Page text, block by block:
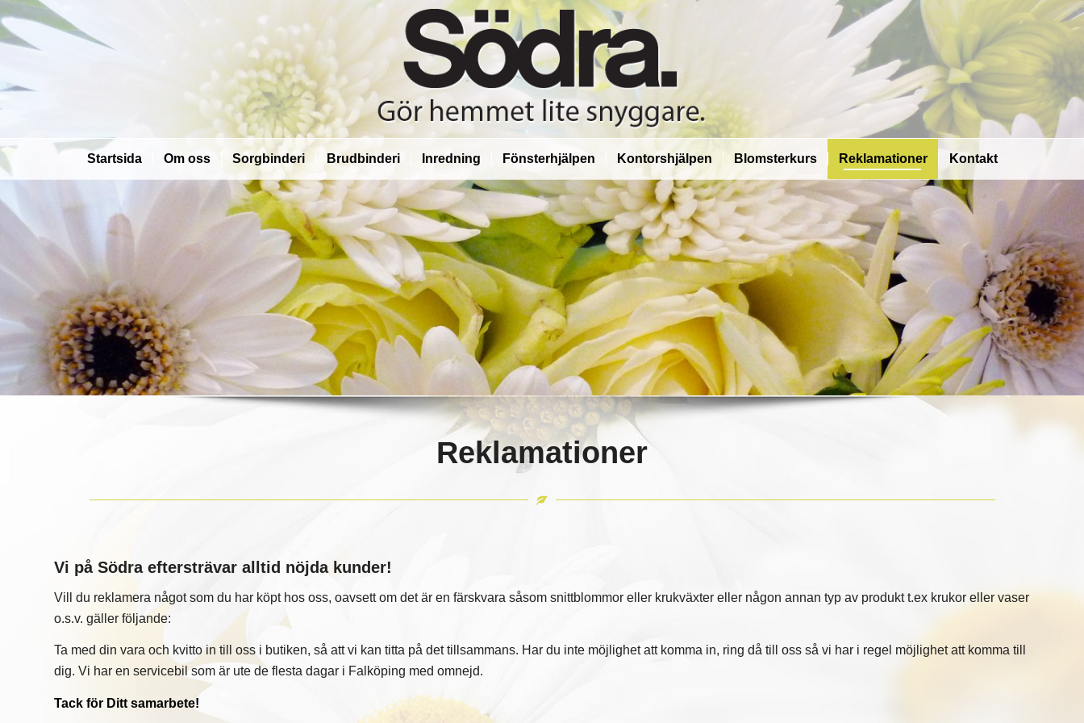
Startsida Om oss Sorgbinderi Brudbinderi Inredning Fönsterhjälpen Kontorshjälpen Blomsterkurs Reklamationer Kontakt
Reklamationer
Vi på Södra eftersträvar alltid nöjda kunder!
Vill du reklamera något som du har köpt hos oss, oavsett om det är en färskvara såsom snittblommor eller krukväxter eller någon annan typ av produkt t.ex krukor eller vaser
o.s.v. gäller följande:
Ta med din vara och kvitto in till oss i butiken, så att vi kan titta på det tillsammans. Har du inte möjlighet att komma in, ring då till oss så vi har i regel möjlighet att komma till
dig. Vi har en servicebil som är ute de flesta dagar i Falköping med omnejd.
Tack för Ditt samarbete!